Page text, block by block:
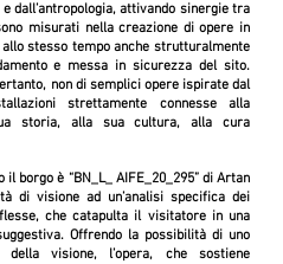
dall’antropologia, attivando sinergie tra
misurati nella creazione di opere in
stesso tempo anche strutturalmente
e messa in sicurezza del sito.
non di semplici opere ispirate dal
strettamente connesse alla
storia, alla sua cultura, alla cura
borgo è “BN_L_ AIFE_20_295” di Artan
di visione ad un’analisi specifica dei
che catapulta il visitatore in una
Offrendo la possibilità di uno
visione, l’opera, che sostiene